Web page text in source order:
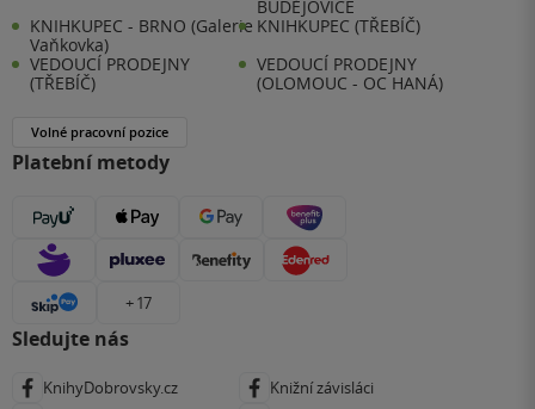
BUDĚJOVICE
KNIHKUPEC - BRNO (Galerie
Vaňkovka)
KNIHKUPEC (TŘEBÍČ)
VEDOUCÍ PRODEJNY
(TŘEBÍČ)
VEDOUCÍ PRODEJNY
(OLOMOUC - OC HANÁ)
Volné pracovní pozice
Platební metody
+ 17
Sledujte nás
KnihyDobrovsky.cz
Knižní závisláci